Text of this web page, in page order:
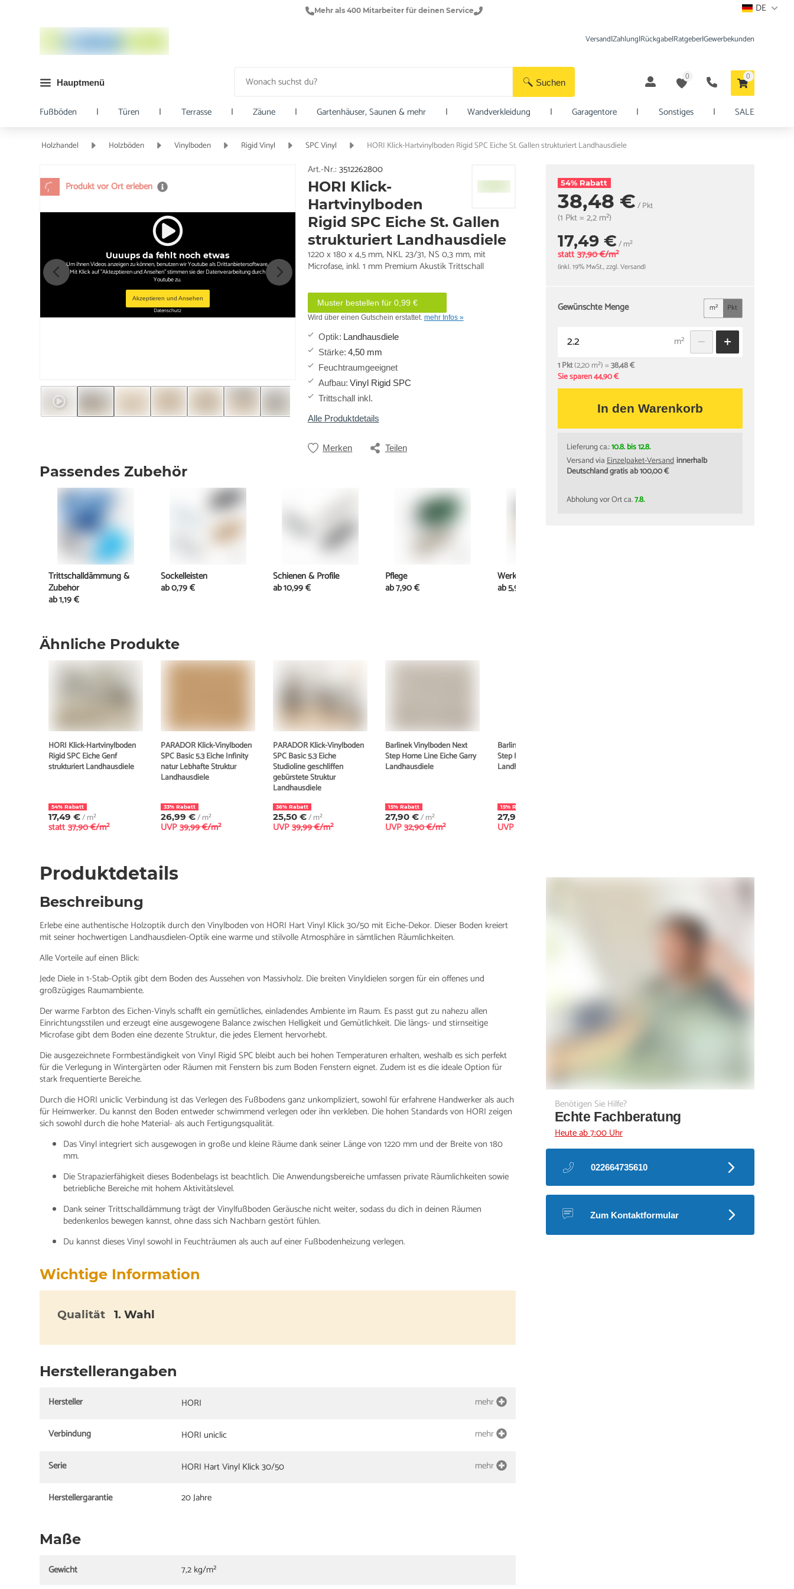
Mehr als 400 Mitarbeiter für deinen Service DE
Suchen
Versand|Zahlung|Rückgabe|Ratgeber|Gewerbekunden
Hauptmenü
0 0
Fußböden | Türen | Terrasse | Zäune | Gartenhäuser, Saunen & mehr | Wandverkleidung | Garagentore | Sonstiges | SALE
Holzhandel Holzböden Vinylboden Rigid Vinyl SPC Vinyl HORI Klick-Hartvinylboden Rigid SPC Eiche St. Gallen strukturiert Landhausdiele
Produkt vor Ort erleben
Uuuups da fehlt noch etwas
Um ihnen Videos anzeigen zu können, benutzen wir Youtube als Drittanbietersoftware.
Mit Klick auf "Aktezptieren und Ansehen" stimmen sie der Datenverarbeitung durch
Youtube zu.
Akzeptieren und Ansehen
Datenschutz
Art.-Nr.: 3512262800
HORI Klick-
Hartvinylboden
Rigid SPC Eiche St. Gallen
strukturiert Landhausdiele
1220 x 180 x 4,5 mm, NKL 23/31, NS 0,3 mm, mit
Microfase, inkl. 1 mm Premium Akustik Trittschall
Muster bestellen für 0,99 €
Wird über einen Gutschein erstattet. mehr Infos »
Optik: Landhausdiele
Stärke: 4,50 mm
Feuchtraumgeeignet
Aufbau: Vinyl Rigid SPC
Trittschall inkl.
Alle Produktdetails
Merken Teilen
54% Rabatt
38,48 €/ Pkt
(1 Pkt = 2,2 m²)
17,49 €/ m²
statt 37,90 €/m²
(inkl. 19% MwSt., zzgl. Versand)
Gewünschte Menge m² Pkt
m²
1 Pkt(2,20 m²) =38,48 €
Sie sparen 44,90 €
In den Warenkorb
Lieferung ca.:10.8. bis 12.8.
Versand viaEinzelpaket-Versandinnerhalb
Deutschland gratis ab 100,00 €
Abholung vor Ort ca.7.8.
Ähnliche Produkte
HORI Klick-Hartvinylboden
Rigid SPC Eiche Genf
strukturiert Landhausdiele
54% Rabatt
17,49 €/ m²
statt 37,90 €/m²
PARADOR Klick-Vinylboden
SPC Basic 5.3 Eiche Infinity
natur Lebhafte Struktur
Landhausdiele
33% Rabatt
26,99 €/ m²
UVP 39,99 €/m²
PARADOR Klick-Vinylboden
SPC Basic 5.3 Eiche
Studioline geschliffen
gebürstete Struktur
Landhausdiele
36% Rabatt
25,50 €/ m²
UVP 39,99 €/m²
Barlinek Vinylboden Next
Step Home Line Eiche Garry
Landhausdiele
15% Rabatt
27,90 €/ m²
UVP 32,90 €/m²
Barlinek Vinylboden Next
Step Home Line Eiche Ethan
Landhausdiele
15% Rabatt
27,90 €
UVP
Produktdetails
Beschreibung
Erlebe eine authentische Holzoptik durch den Vinylboden von HORI Hart Vinyl Klick 30/50 mit Eiche-Dekor. Dieser Boden kreiert
mit seiner hochwertigen Landhausdielen-Optik eine warme und stilvolle Atmosphäre in sämtlichen Räumlichkeiten.
Alle Vorteile auf einen Blick:
Jede Diele in 1-Stab-Optik gibt dem Boden des Aussehen von Massivholz. Die breiten Vinyldielen sorgen für ein offenes und
großzügiges Raumambiente.
Der warme Farbton des Eichen-Vinyls schafft ein gemütliches, einladendes Ambiente im Raum. Es passt gut zu nahezu allen
Einrichtungsstilen und erzeugt eine ausgewogene Balance zwischen Helligkeit und Gemütlichkeit. Die längs- und stirnseitige
Microfase gibt dem Boden eine dezente Struktur, die jedes Element hervorhebt.
Die ausgezeichnete Formbeständigkeit von Vinyl Rigid SPC bleibt auch bei hohen Temperaturen erhalten, weshalb es sich perfekt
für die Verlegung in Wintergärten oder Räumen mit Fenstern bis zum Boden Fenstern eignet. Zudem ist es die ideale Option für
stark frequentierte Bereiche.
Durch die HORI uniclic Verbindung ist das Verlegen des Fußbodens ganz unkompliziert, sowohl für erfahrene Handwerker als auch
für Heimwerker. Du kannst den Boden entweder schwimmend verlegen oder ihn verkleben. Die hohen Standards von HORI zeigen
sich sowohl durch die hohe Material- als auch Fertigungsqualität.
Das Vinyl integriert sich ausgewogen in große und kleine Räume dank seiner Länge von 1220 mm und der Breite von 180
mm.
Die Strapazierfähigkeit dieses Bodenbelags ist beachtlich. Die Anwendungsbereiche umfassen private Räumlichkeiten sowie
betriebliche Bereiche mit hohem Aktivitätslevel.
Dank seiner Trittschalldämmung trägt der Vinylfußboden Geräusche nicht weiter, sodass du dich in deinen Räumen
bedenkenlos bewegen kannst, ohne dass sich Nachbarn gestört fühlen.
Du kannst dieses Vinyl sowohl in Feuchträumen als auch auf einer Fußbodenheizung verlegen.
Wichtige Information
Qualität 1. Wahl
Herstellerangaben
Hersteller HORI mehr
Verbindung HORI uniclic mehr
Serie HORI Hart Vinyl Klick 30/50 mehr
Herstellergarantie 20 Jahre
Maße
Gewicht
7,2 kg/m²
Passendes Zubehör
Trittschalldämmung &
Zubehör
ab1,19 €
Sockelleisten
ab0,79 €
Schienen & Profile
ab10,99 €
Pflege
ab7,90 €
Werkzeuge
ab5,95 €
Benötigen Sie Hilfe?
Echte Fachberatung
Heute ab 7:00 Uhr
022664735610
Zum Kontaktformular